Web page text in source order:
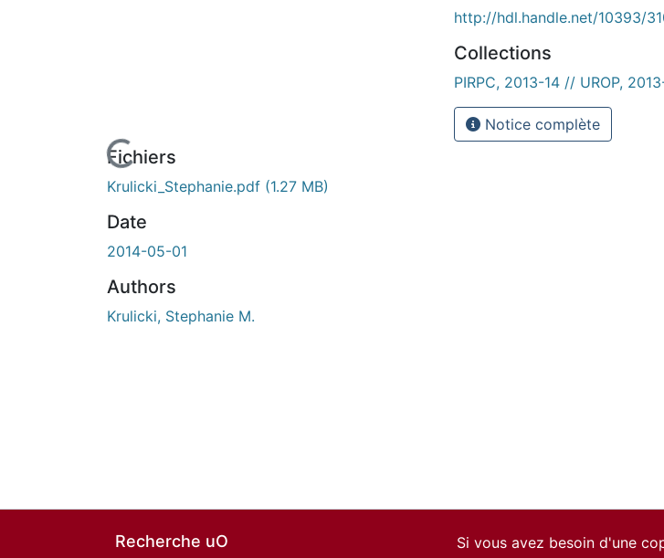
En cours de chargement...
Fichiers
Krulicki_Stephanie.pdf (1.27 MB)
Date
2014-05-01
Authors
Krulicki, Stephanie M.
http://hdl.handle.net/10393/
Collections
PIRPC, 2013-14 // UROP,
Notice complète
Recherche uO
Si vous avez besoin d'une